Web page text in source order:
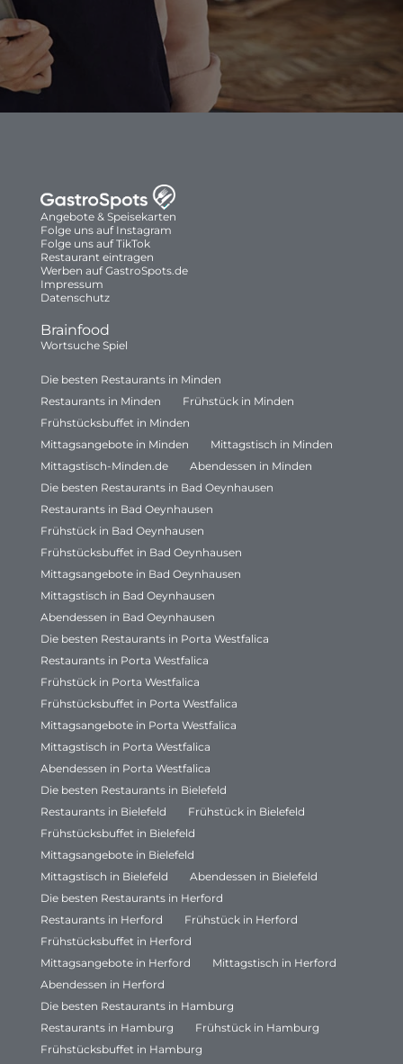
Angebote & Speisekarten
Folge uns auf Instagram
Folge uns auf TikTok
Restaurant eintragen
Werben auf GastroSpots.de
Impressum
Datenschutz
Brainfood
Wortsuche Spiel
Die besten Restaurants in Minden
Restaurants in Minden
Frühstück in Minden
Frühstücksbuffet in Minden
Mittagsangebote in Minden
Mittagstisch in Minden
Mittagstisch-Minden.de
Abendessen in Minden
Die besten Restaurants in Bad Oeynhausen
Restaurants in Bad Oeynhausen
Frühstück in Bad Oeynhausen
Frühstücksbuffet in Bad Oeynhausen
Mittagsangebote in Bad Oeynhausen
Mittagstisch in Bad Oeynhausen
Abendessen in Bad Oeynhausen
Die besten Restaurants in Porta Westfalica
Restaurants in Porta Westfalica
Frühstück in Porta Westfalica
Frühstücksbuffet in Porta Westfalica
Mittagsangebote in Porta Westfalica
Mittagstisch in Porta Westfalica
Abendessen in Porta Westfalica
Die besten Restaurants in Bielefeld
Restaurants in Bielefeld
Frühstück in Bielefeld
Frühstücksbuffet in Bielefeld
Mittagsangebote in Bielefeld
Mittagstisch in Bielefeld
Abendessen in Bielefeld
Die besten Restaurants in Herford
Restaurants in Herford
Frühstück in Herford
Frühstücksbuffet in Herford
Mittagsangebote in Herford
Mittagstisch in Herford
Abendessen in Herford
Die besten Restaurants in Hamburg
Restaurants in Hamburg
Frühstück in Hamburg
Frühstücksbuffet in Hamburg